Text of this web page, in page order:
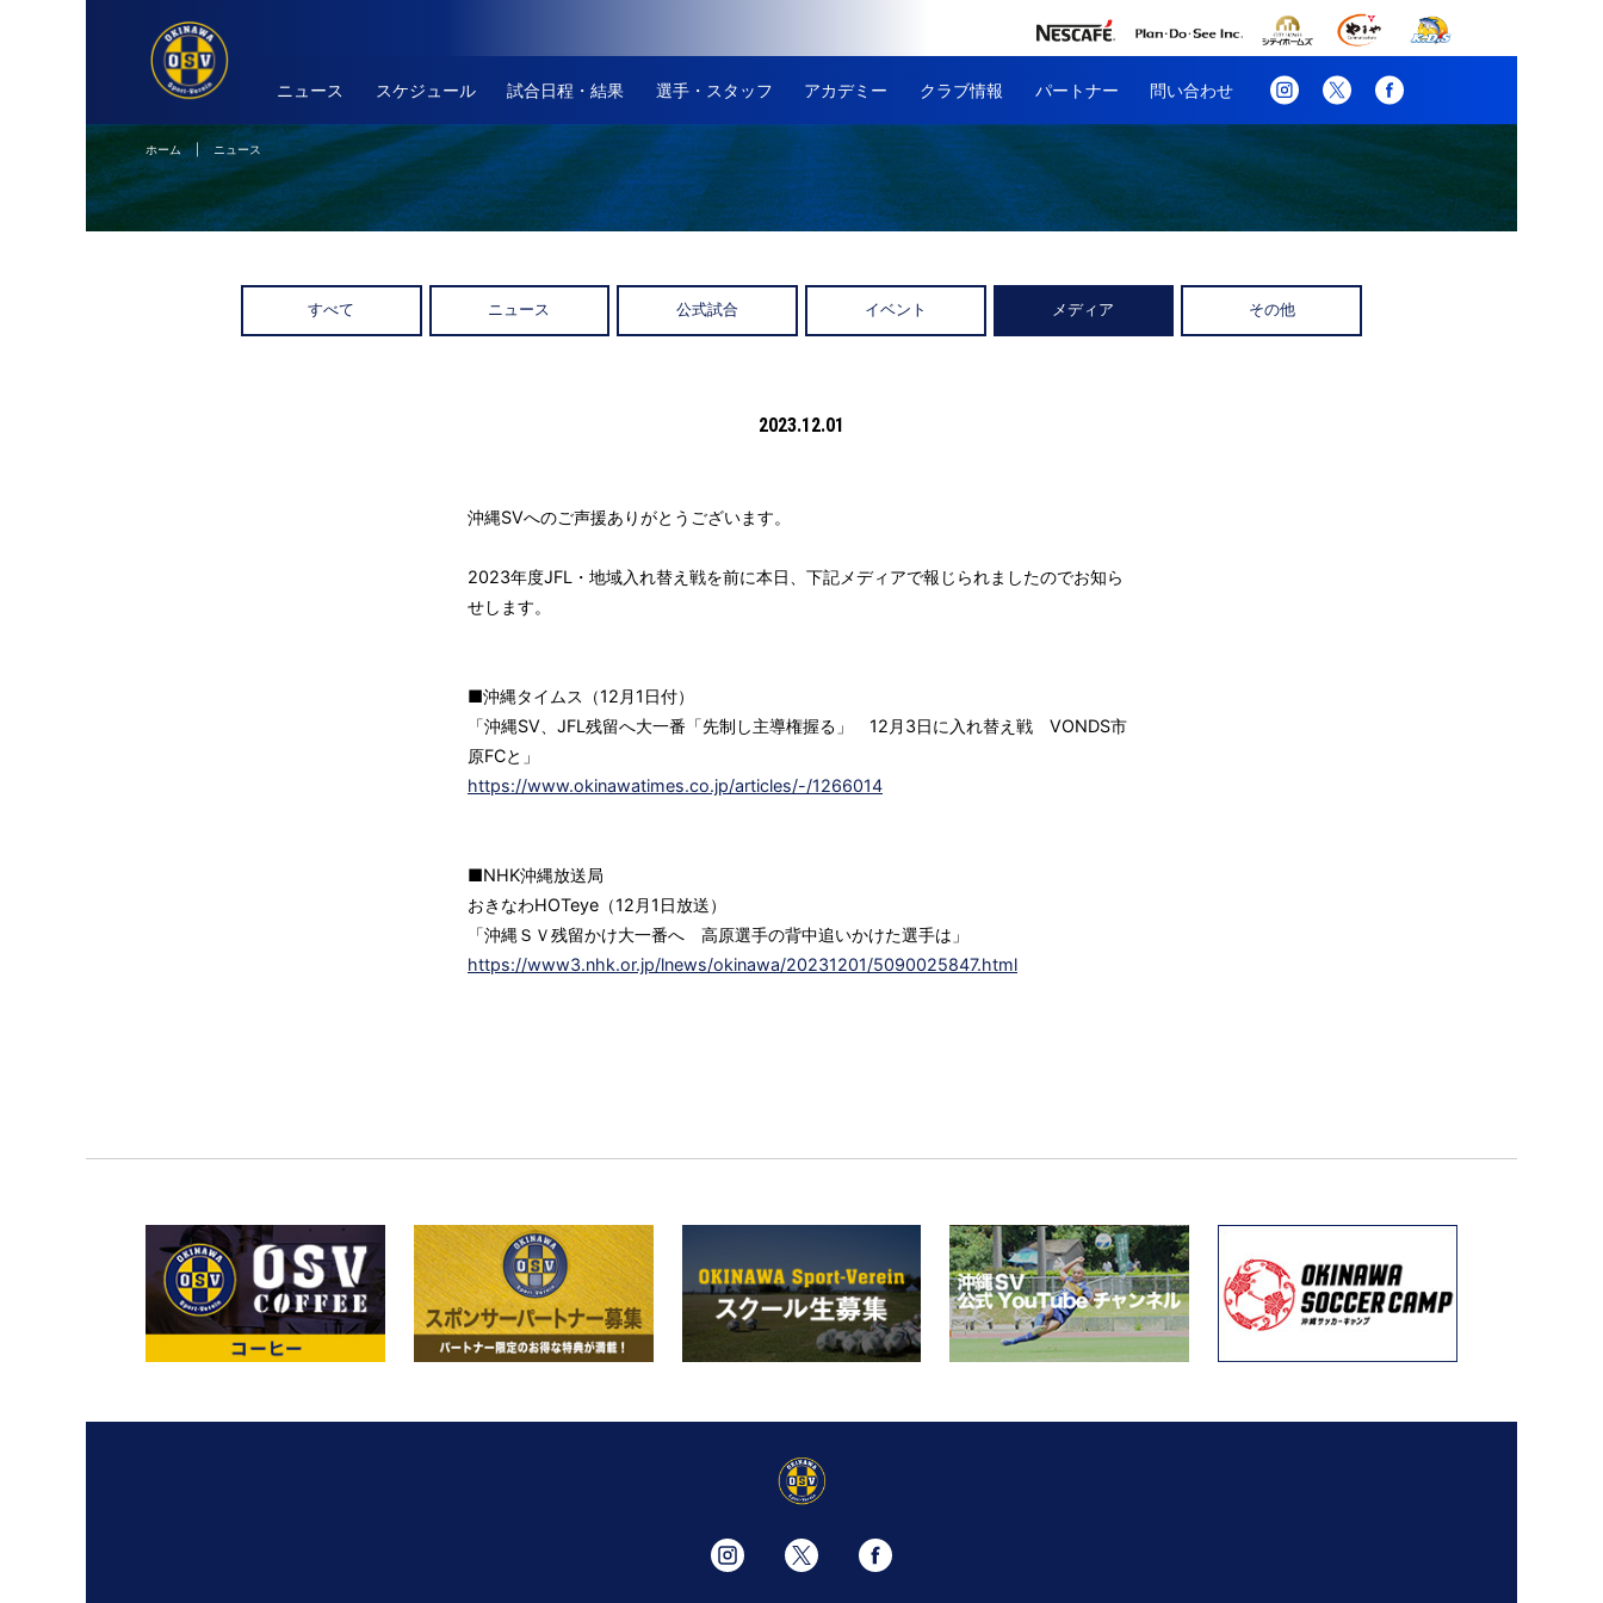
ニュース スケジュール 試合日程・結果 選手・スタッフ アカデミー クラブ情報 パートナー 問い合わせ
ホーム| ニュース
すべて ニュース 公式試合 イベント メディア その他
2023.12.01
沖縄SVへのご声援ありがとうございます。
2023年度JFL・地域入れ替え戦を前に本日、下記メディアで報じられましたのでお知ら
せします。
■沖縄タイムス（12月1日付）
「沖縄SV、JFL残留へ大一番「先制し主導権握る」 12月3日に入れ替え戦 VONDS市
原FCと」
https://www.okinawatimes.co.jp/articles/-/1266014
■NHK沖縄放送局
おきなわHOTeye（12月1日放送）
「沖縄ＳＶ残留かけ大一番へ 高原選手の背中追いかけた選手は」
https://www3.nhk.or.jp/lnews/okinawa/20231201/5090025847.html